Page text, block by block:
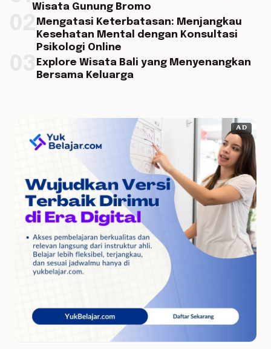
Wisata Gunung Bromo
Mengatasi Keterbatasan: Menjangkau
Kesehatan Mental dengan Konsultasi
Psikologi Online
Explore Wisata Bali yang Menyenangkan
Bersama Keluarga
AD